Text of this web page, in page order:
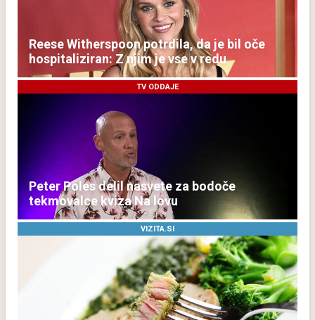
Reese Witherspoon potrdila, da je bil oče
hospitaliziran: Z njim je vse v redu
TV ODDAJE
Peter Poles delil nasvete za bodoče
tekmovalce kviza Na lovu
VIZITA.SI